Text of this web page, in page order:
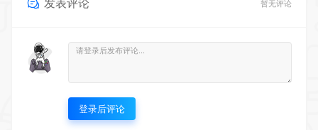
发表评论 暂无评论
登录后评论